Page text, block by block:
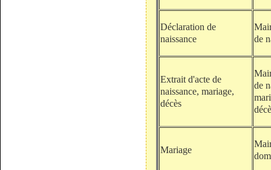
Déclaration de
naissance
de
Extrait d'acte de
naissance, mariage,
décès
de
Mariage